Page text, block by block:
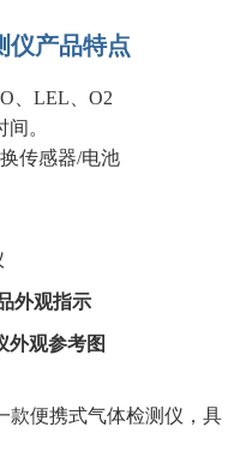
仪产品特点
、LEL、O2
。
传感器/电池
外观指示
款便携式气体检测仪，具